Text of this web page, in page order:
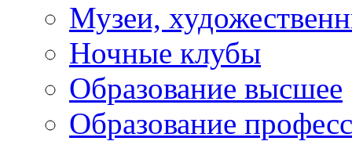
Музеи,
Ночные клубы
Образование высшее
Образование